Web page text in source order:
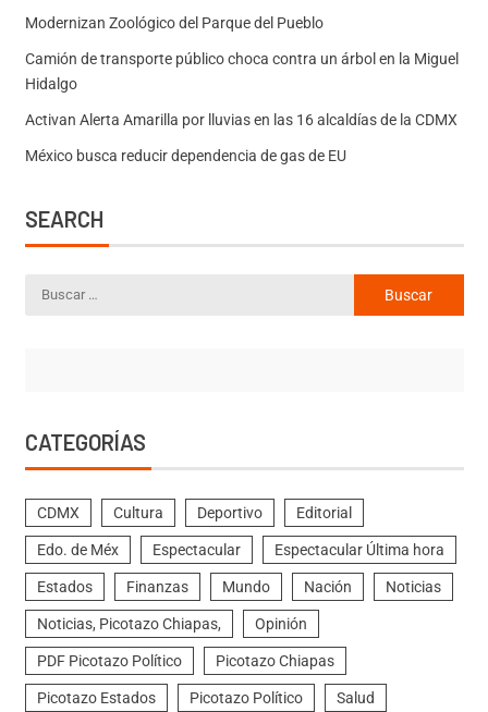
Modernizan Zoológico del Parque del Pueblo
Camión de transporte público choca contra un árbol en la Miguel
Hidalgo
Activan Alerta Amarilla por lluvias en las 16 alcaldías de la CDMX
México busca reducir dependencia de gas de EU
SEARCH
CATEGORÍAS
CDMX Cultura Deportivo Editorial
Edo. de Méx Espectacular Espectacular Última hora
Estados Finanzas Mundo Nación Noticias
Noticias, Picotazo Chiapas, Opinión
PDF Picotazo Político Picotazo Chiapas
Picotazo Estados Picotazo Político Salud